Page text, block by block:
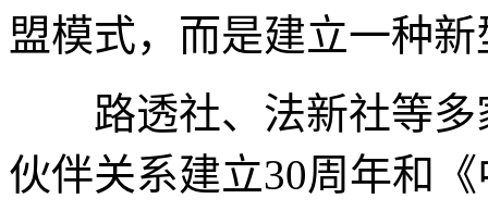
盟模式，而是建立一种
路透社、法新社等多
伙伴关系建立30周年和